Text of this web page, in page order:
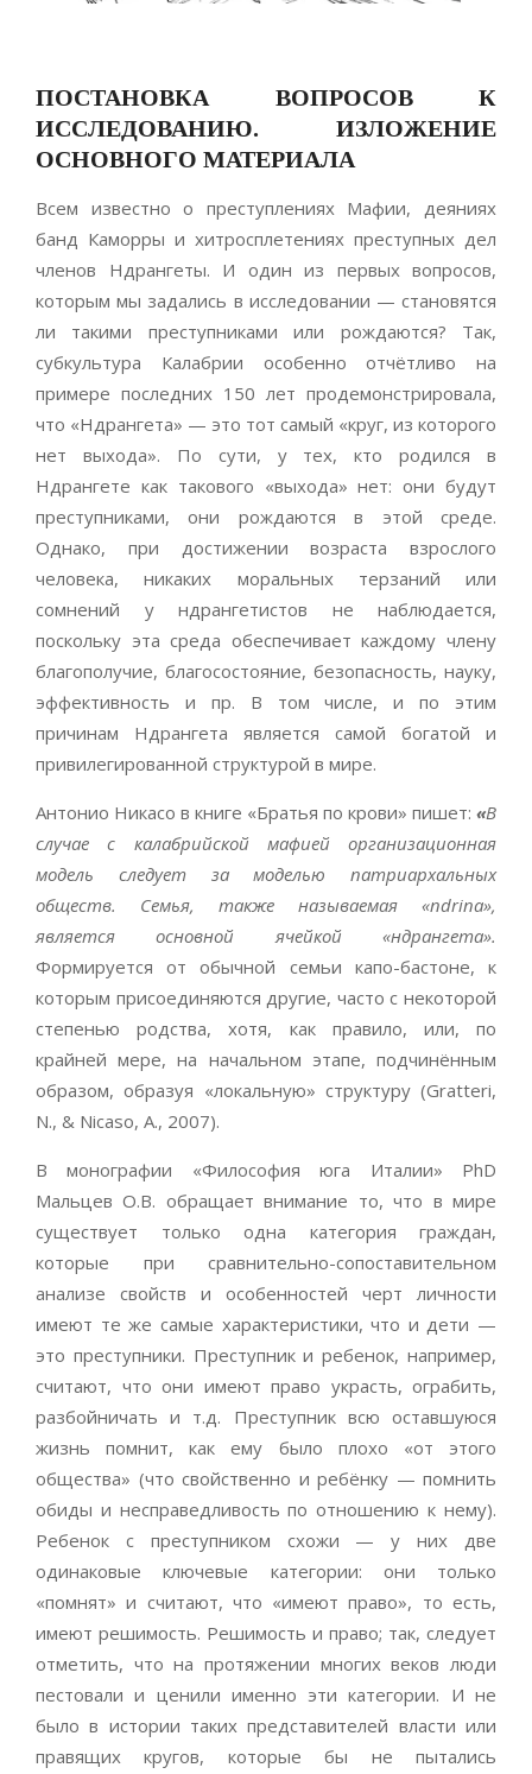
ПОСТАНОВКА ВОПРОСОВ К
ИССЛЕДОВАНИЮ.
ИЗЛОЖЕНИЕ
ОСНОВНОГО МАТЕРИАЛА
Всем известно о преступлениях Мафии, деяниях
банд Каморры и хитросплетениях преступных дел
членов Ндрангеты. И один из первых вопросов,
которым мы задались в исследовании — становятся
ли такими преступниками или рождаются? Так,
субкультура Калабрии особенно отчётливо на
примере последних 150 лет продемонстрировала,
что «Ндрангета» — это тот самый «круг, из которого
нет выхода». По сути, у тех, кто родился в
Ндрангете как такового «выхода» нет: они будут
преступниками, они рождаются в этой среде.
Однако, при достижении возраста взрослого
человека, никаких моральных терзаний или
сомнений у ндрангетистов не наблюдается,
поскольку эта среда обеспечивает каждому члену
благополучие, благосостояние, безопасность, науку,
эффективность и пр. В том числе, и по этим
причинам Ндрангета является самой богатой и
привилегированной структурой в мире.
Антонио Никасо в книге «Братья по крови» пишет: «В
случае с калабрийской мафией организационная
модель следует за моделью патриархальных
обществ. Семья, также называемая «ndrina»,
является основной ячейкой «ндрангета».
Формируется от обычной семьи капо-бастоне, к
которым присоединяются другие, часто с некоторой
степенью родства, хотя, как правило, или, по
крайней мере, на начальном этапе, подчинённым
образом, образуя «локальную» структуру (Gratteri,
N., & Nicaso, A., 2007).
В монографии «Философия юга Италии» PhD
Мальцев О.В. обращает внимание то, что в мире
существует только одна категория граждан,
которые при сравнительно-сопоставительном
анализе свойств и особенностей черт личности
имеют те же самые характеристики, что и дети —
это преступники. Преступник и ребенок, например,
считают, что они имеют право украсть, ограбить,
разбойничать и т.д. Преступник всю оставшуюся
жизнь помнит, как ему было плохо «от этого
общества» (что свойственно и ребёнку — помнить
обиды и несправедливость по отношению к нему).
Ребенок с преступником схожи — у них две
одинаковые ключевые категории: они только
«помнят» и считают, что «имеют право», то есть,
имеют решимость. Решимость и право; так, следует
отметить, что на протяжении многих веков люди
пестовали и ценили именно эти категории. И не
было в истории таких представителей власти или
правящих кругов, которые бы не пытались